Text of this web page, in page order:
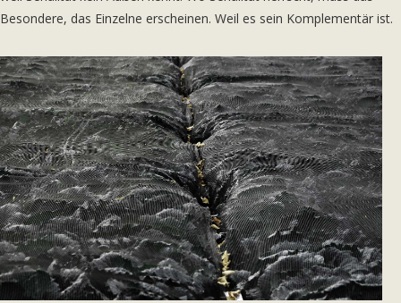
Besondere, das Einzelne erscheinen. Weil es sein Komplementär ist.